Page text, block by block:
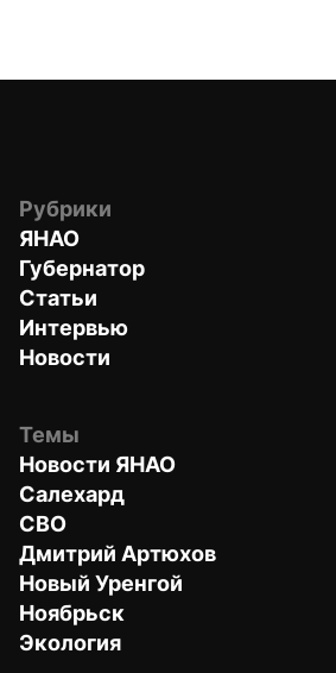
Рубрики
ЯНАО
Губернатор
Статьи
Интервью
Новости
Темы
Новости ЯНАО
Салехард
СВО
Дмитрий Артюхов
Новый Уренгой
Ноябрьск
Экология